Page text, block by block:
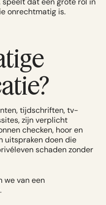
onrechtmatig is.
tijdschriften, tv-
zijn verplicht
checken, hoor en
uitspraken doen die
schaden zonder
we van een